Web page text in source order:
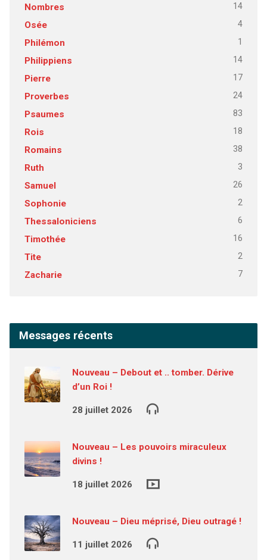
Nombres 14
Osée 4
Philémon 1
Philippiens 14
Pierre 17
Proverbes 24
Psaumes 83
Rois 18
Romains 38
Ruth 3
Samuel 26
Sophonie 2
Thessaloniciens 6
Timothée 16
Tite 2
Zacharie 7
Messages récents
Nouveau – Debout et .. tomber. Dérive
d’un Roi !
28 juillet 2026
Nouveau – Les pouvoirs miraculeux
divins !
18 juillet 2026
Nouveau – Dieu méprisé, Dieu outragé !
11 juillet 2026